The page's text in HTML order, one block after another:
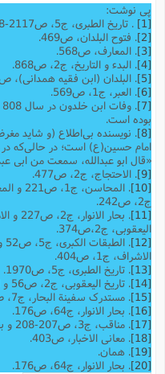
پی نوشت:
. تاریخ الطبری، ج5، ص2117-2118.
. فتوح البلدان، ص469.
. المعارف، ص568.
. البدء و التاریخ، ج2، ص868.
. البلدان (ابن فقیه همدانی)، ص152و153.
. العبر، ج1، ص569.
.
بوده است.
. نویسنده بی‌اطلاع (و شاید
امام حسین(ع) است؛ در حالی‌که در
«قال ابو عبدالله، سمعت من ابی
. الاحتجاج، ج2، ص477.
ج2، ص242.
الیعقوبى، ج‌2،ص374.
الاشراف، ج1، ص404.
. تاریخ الطبری، ج5، ص1970.
. تاریخ الیعقوبی،‌ ج2، ص56 و العبر، ج1، ص546.
. مستدرک سفینة البحار، ج7، ص107.
. بحار الانوار، ج64، ص176.
. مناقب، ج3، ص207-208 و بحار الانوار، ج45، ص320.
. معانی الاخبار، ص403.
. همان.
. بحار الانوار، ج64، ص176.